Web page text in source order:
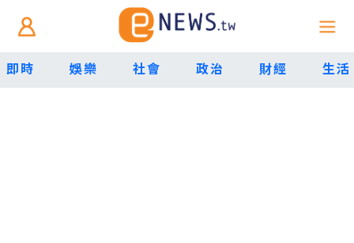
即時 娛樂 社會 政治 財經 生活